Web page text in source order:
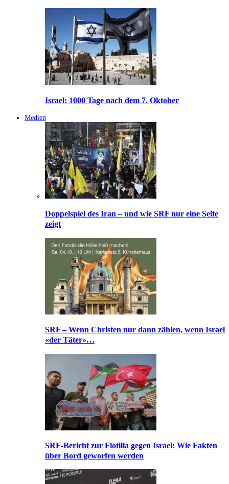
Israel: 1000 Tage nach dem 7. Oktober
Medien
Doppelspiel des Iran – und wie SRF nur eine Seite
zeigt
SRF – Wenn Christen nur dann zählen, wenn Israel
«der Täter»…
SRF-Bericht zur Flotilla gegen Israel: Wie Fakten
über Bord geworfen werden